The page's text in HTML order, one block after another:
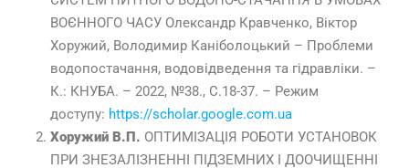
ВОЄННОГО ЧАСУ Олександр Кравченко, Віктор
Хоружий, Володимир Каніболоцький – Проблеми
водопостачання, водовідведення та гідравліки. –
К.: КНУБА. – 2022, №38., С.18-37. – Режим
доступу: https://scholar.google.com.ua
Хоружий В.П. ОПТИМІЗАЦІЯ РОБОТИ УСТАНОВОК
ПРИ ЗНЕЗАЛІЗНЕННІ ПІДЗЕМНИХ І ДООЧИЩЕННІ